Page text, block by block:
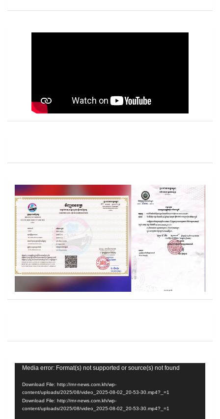
Video
Player
Media error: Format(s) not supported or source(s) not found
Download File: http://rnr-news.com.kh/wp-
content/uploads/2025/08/video_2025-08-02_20-53-30.mp4?_=1
Download File: http://rnr-news.com.kh/wp-
content/uploads/2025/08/video_2025-08-02_20-53-30.mp4?_=1